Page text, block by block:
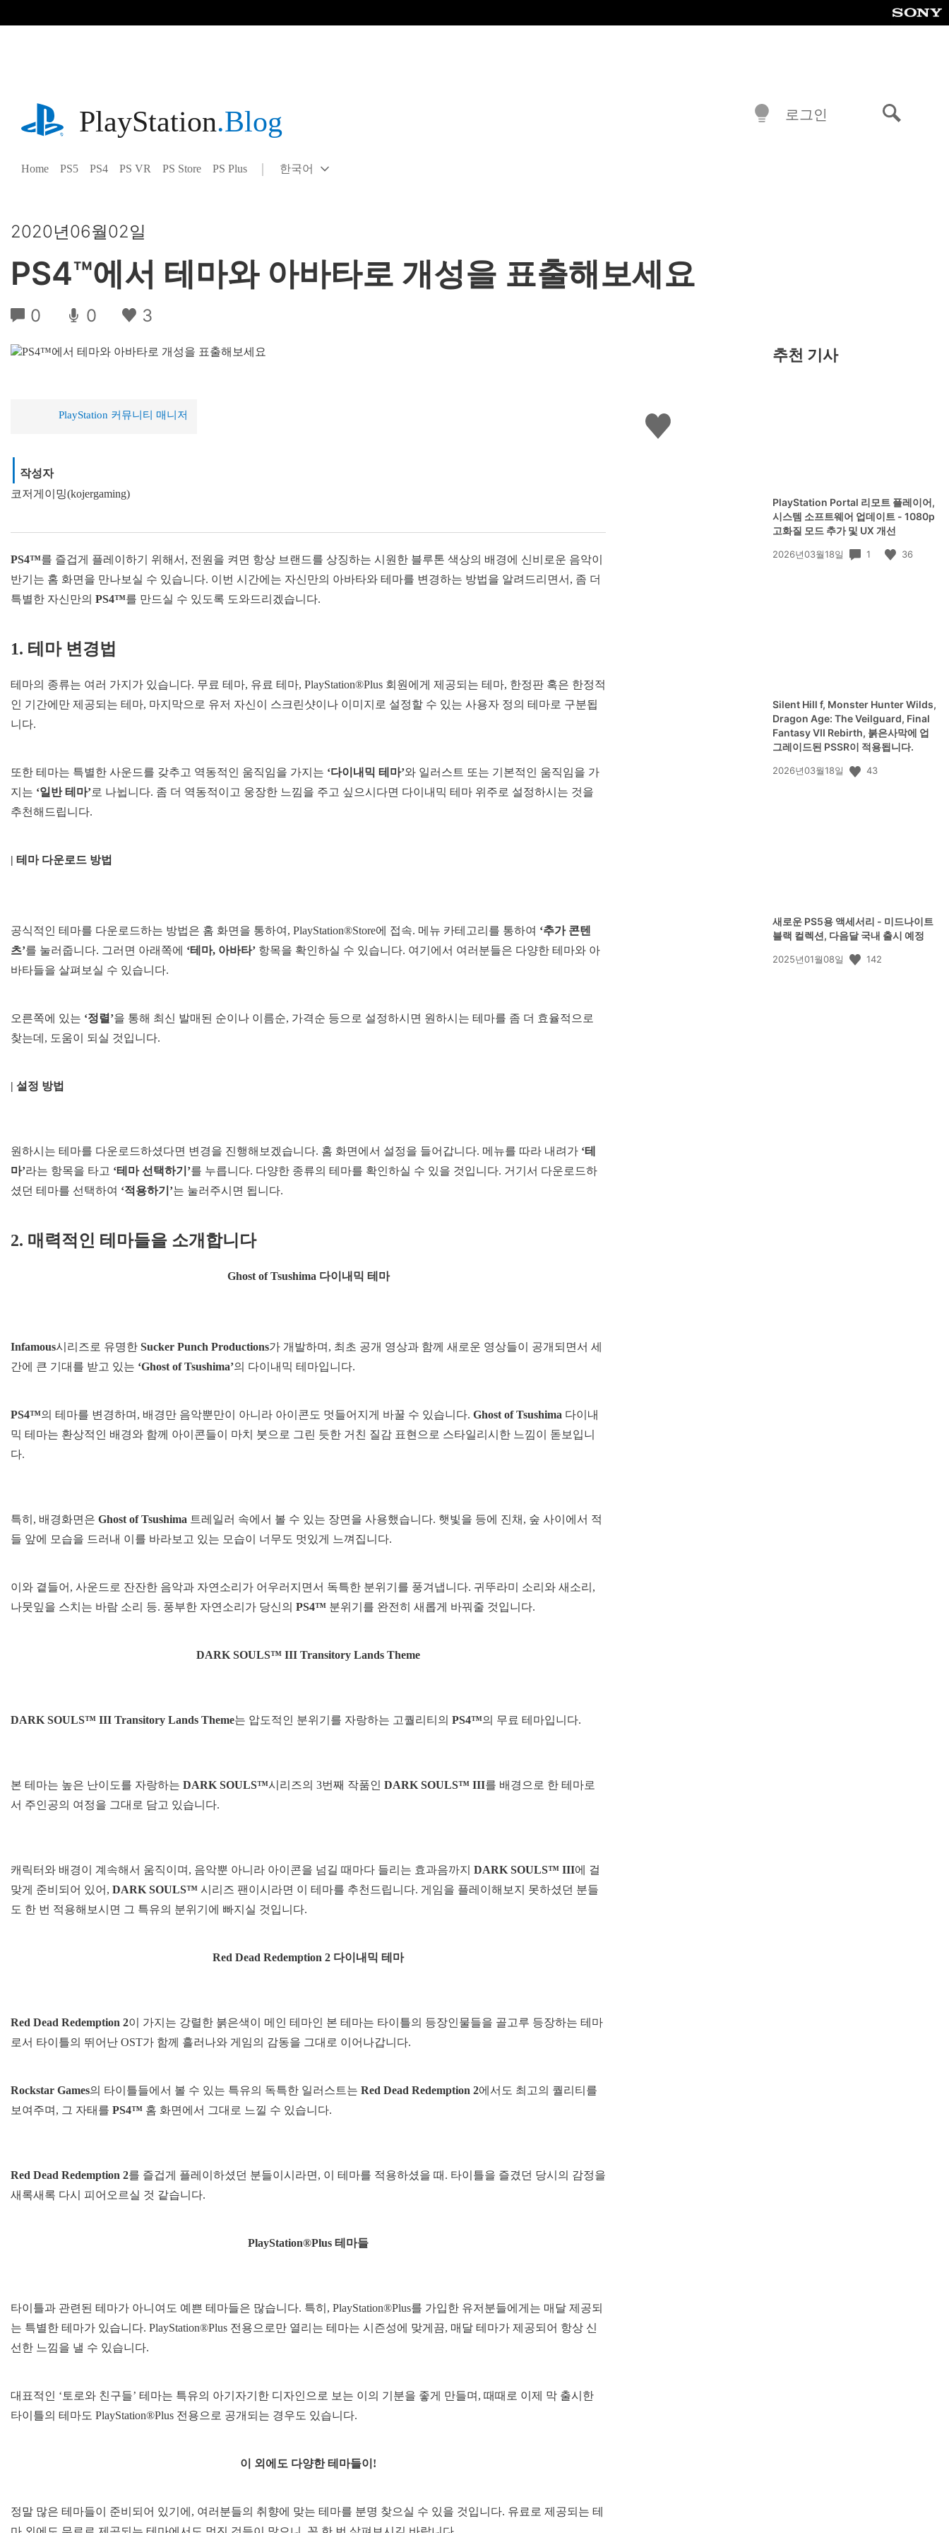
playstation.com
PlayStation.Blog
Home PS5 PS4 PS VR PS Store PS Plus
Select
Current
한국어
로그인
2020년06월02일
PS4™에서 테마와 아바타로 개성을 표출해보세요
0 0 3
좋
아
PlayStation 커뮤니티 매니저
| 작성자
코저게이밍(kojergaming)
PS4™를 즐겁게 플레이하기 위해서, 전원을 켜면 항상 브랜드를 상징하는 시원한 블루톤 색상의 배경에 신비로운 음악이
반기는 홈 화면을 만나보실 수 있습니다. 이번 시간에는 자신만의 아바타와 테마를 변경하는 방법을 알려드리면서, 좀 더
특별한 자신만의 PS4™를 만드실 수 있도록 도와드리겠습니다.
1. 테마 변경법
테마의 종류는 여러 가지가 있습니다. 무료 테마, 유료 테마, PlayStation®Plus 회원에게 제공되는 테마, 한정판 혹은 한정적
인 기간에만 제공되는 테마, 마지막으로 유저 자신이 스크린샷이나 이미지로 설정할 수 있는 사용자 정의 테마로 구분됩
니다.
또한 테마는 특별한 사운드를 갖추고 역동적인 움직임을 가지는 ‘다이내믹 테마’와 일러스트 또는 기본적인 움직임을 가
지는 ‘일반 테마’로 나뉩니다. 좀 더 역동적이고 웅장한 느낌을 주고 싶으시다면 다이내믹 테마 위주로 설정하시는 것을
추천해드립니다.
| 테마 다운로드 방법
공식적인 테마를 다운로드하는 방법은 홈 화면을 통하여, PlayStation®Store에 접속. 메뉴 카테고리를 통하여 ‘추가 콘텐
츠’를 눌러줍니다. 그러면 아래쪽에 ‘테마, 아바타’ 항목을 확인하실 수 있습니다. 여기에서 여러분들은 다양한 테마와 아
바타들을 살펴보실 수 있습니다.
오른쪽에 있는 ‘정렬’을 통해 최신 발매된 순이나 이름순, 가격순 등으로 설정하시면 원하시는 테마를 좀 더 효율적으로
찾는데, 도움이 되실 것입니다.
| 설정 방법
원하시는 테마를 다운로드하셨다면 변경을 진행해보겠습니다. 홈 화면에서 설정을 들어갑니다. 메뉴를 따라 내려가 ‘테
마’라는 항목을 타고 ‘테마 선택하기’를 누릅니다. 다양한 종류의 테마를 확인하실 수 있을 것입니다. 거기서 다운로드하
셨던 테마를 선택하여 ‘적용하기’는 눌러주시면 됩니다.
2. 매력적인 테마들을 소개합니다
Ghost of Tsushima 다이내믹 테마
download
Infamous시리즈로 유명한 Sucker Punch Productions가 개발하며, 최초 공개 영상과 함께 새로운 영상들이 공개되면서 세
간에 큰 기대를 받고 있는 ‘Ghost of Tsushima’의 다이내믹 테마입니다.
PS4™의 테마를 변경하며, 배경만 음악뿐만이 아니라 아이콘도 멋들어지게 바꿀 수 있습니다. Ghost of Tsushima 다이내
믹 테마는 환상적인 배경와 함께 아이콘들이 마치 붓으로 그린 듯한 거친 질감 표현으로 스타일리시한 느낌이 돋보입니
다.
특히, 배경화면은 Ghost of Tsushima 트레일러 속에서 볼 수 있는 장면을 사용했습니다. 햇빛을 등에 진채, 숲 사이에서 적
들 앞에 모습을 드러내 이를 바라보고 있는 모습이 너무도 멋있게 느껴집니다.
이와 곁들어, 사운드로 잔잔한 음악과 자연소리가 어우러지면서 독특한 분위기를 풍겨냅니다. 귀뚜라미 소리와 새소리,
나뭇잎을 스치는 바람 소리 등. 풍부한 자연소리가 당신의 PS4™ 분위기를 완전히 새롭게 바꿔줄 것입니다.
DARK SOULS™ III Transitory Lands Theme
DARK SOULS™ III Transitory Lands Theme는 압도적인 분위기를 자랑하는 고퀄리티의 PS4™의 무료 테마입니다.
본 테마는 높은 난이도를 자랑하는 DARK SOULS™시리즈의 3번째 작품인 DARK SOULS™ III를 배경으로 한 테마로
서 주인공의 여정을 그대로 담고 있습니다.
캐릭터와 배경이 계속해서 움직이며, 음악뿐 아니라 아이콘을 넘길 때마다 들리는 효과음까지 DARK SOULS™ III에 걸
맞게 준비되어 있어, DARK SOULS™ 시리즈 팬이시라면 이 테마를 추천드립니다. 게임을 플레이해보지 못하셨던 분들
도 한 번 적용해보시면 그 특유의 분위기에 빠지실 것입니다.
Red Dead Redemption 2 다이내믹 테마
Red Dead Redemption 2이 가지는 강렬한 붉은색이 메인 테마인 본 테마는 타이틀의 등장인물들을 골고루 등장하는 테마
로서 타이틀의 뛰어난 OST가 함께 흘러나와 게임의 감동을 그대로 이어나갑니다.
Rockstar Games의 타이틀들에서 볼 수 있는 특유의 독특한 일러스트는 Red Dead Redemption 2에서도 최고의 퀄리티를
보여주며, 그 자태를 PS4™ 홈 화면에서 그대로 느낄 수 있습니다.
Red Dead Redemption 2를 즐겁게 플레이하셨던 분들이시라면, 이 테마를 적용하셨을 때. 타이틀을 즐겼던 당시의 감정을
새록새록 다시 피어오르실 것 같습니다.
PlayStation®Plus 테마들
타이틀과 관련된 테마가 아니여도 예쁜 테마들은 많습니다. 특히, PlayStation®Plus를 가입한 유저분들에게는 매달 제공되
는 특별한 테마가 있습니다. PlayStation®Plus 전용으로만 열리는 테마는 시즌성에 맞게끔, 매달 테마가 제공되어 항상 신
선한 느낌을 낼 수 있습니다.
대표적인 ‘토로와 친구들’ 테마는 특유의 아기자기한 디자인으로 보는 이의 기분을 좋게 만들며, 때때로 이제 막 출시한
타이틀의 테마도 PlayStation®Plus 전용으로 공개되는 경우도 있습니다.
이 외에도 다양한 테마들이 !
정말 많은 테마들이 준비되어 있기에, 여러분들의 취향에 맞는 테마를 분명 찾으실 수 있을 것입니다. 유료로 제공되는 테
추천 기사
PlayStation Portal 리모트 플레이어,
시스템 소프트웨어 업데이트 - 1080p
고화질 모드 추가 및 UX 개선
공
2026년03월18일 1 36
Silent Hill f, Monster Hunter Wilds,
Dragon Age: The Veilguard, Final
Fantasy VII Rebirth, 붉은사막에 업
그레이드된 PSSR이 적용됩니다.
공
2026년03월18일 43
새로운 PS5용 액세서리 - 미드나이트
블랙 컬렉션, 다음달 국내 출시 예정
공
2025년01월08일 142